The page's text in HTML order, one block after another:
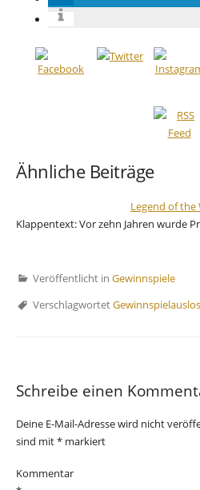
Ähnliche Beiträge
Legend of the
Klappentext: Vor zehn Jahren wurde
Veröffentlicht in Gewinnspiele
Verschlagwortet
Schreibe einen
Deine E-Mail-Adresse wird nicht
sind mit* markiert
Kommentar